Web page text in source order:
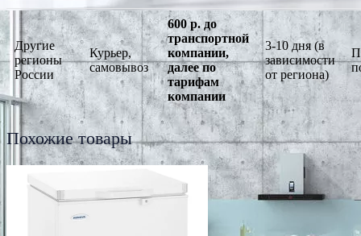
Другие
регионы
России
Курьер,
самовывоз
600 р. до
транспортной
компании,
далее по
тарифам
компании
3-10 дня (в
зависимости
от региона)
Похожие товары